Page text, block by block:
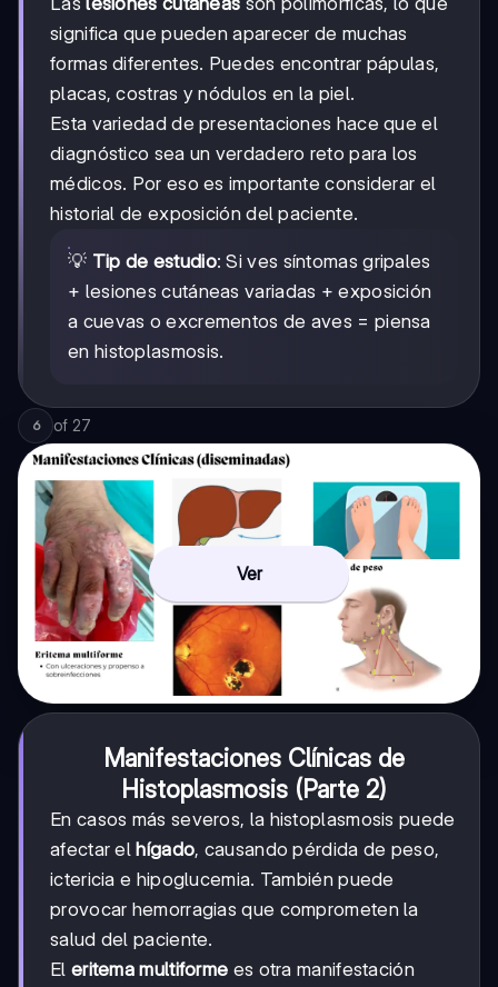
significa que pueden aparecer de muchas
formas diferentes. Puedes encontrar pápulas,
placas, costras y nódulos en la piel.
Esta variedad de presentaciones hace que el
diagnóstico sea un verdadero reto para los
médicos. Por eso es importante considerar el
historial de exposición del paciente.
💡 Tip de estudio: Si ves síntomas gripales
+ lesiones cutáneas variadas + exposición
a cuevas o excrementos de aves = piensa
en histoplasmosis.
6 of 27
Ver
Manifestaciones Clínicas de
Histoplasmosis (Parte 2)
En casos más severos, la histoplasmosis puede
afectar el hígado, causando pérdida de peso,
ictericia e hipoglucemia. También puede
provocar hemorragias que comprometen la
salud del paciente.
El eritema multiforme es otra manifestación